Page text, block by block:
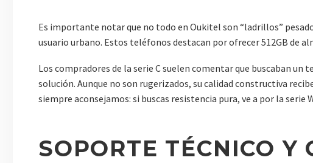
Es importante notar que no todo en Oukitel son “ladrillos”
usuario urbano. Estos teléfonos destacan por ofrecer 512GB
Los compradores de la serie C suelen comentar que buscaban
solución. Aunque no son rugerizados, su calidad constructiva
siempre aconsejamos: si buscas resistencia pura, ve a por la
SOPORTE TÉCNICO